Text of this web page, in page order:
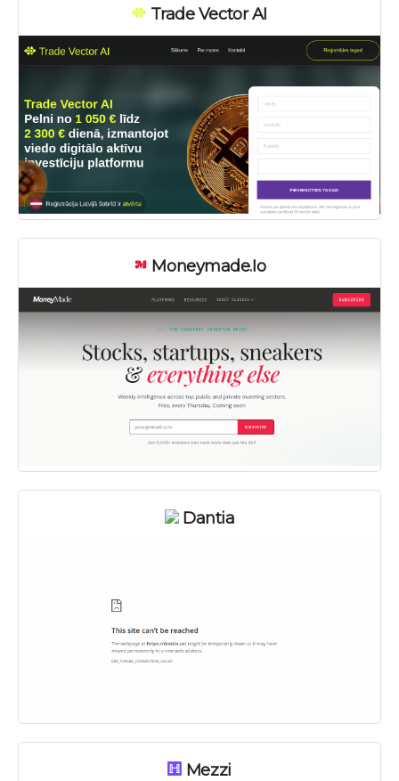
Trade Vector AI
Moneymade.io
Dantia
Mezzi